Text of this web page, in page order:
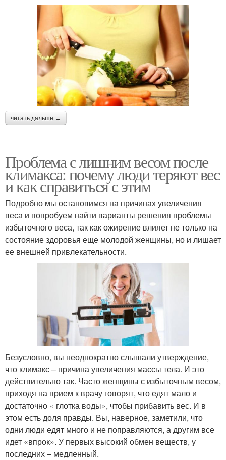
читать дальше →
Проблема с лишним весом после
климакса: почему люди теряют вес
и как справиться с этим
Подробно мы остановимся на причинах увеличения
веса и попробуем найти варианты решения проблемы
избыточного веса, так как ожирение влияет не только на
состояние здоровья еще молодой женщины, но и лишает
ее внешней привлекательности.
Безусловно, вы неоднократно слышали утверждение,
что климакс – причина увеличения массы тела. И это
действительно так. Часто женщины с избыточным весом,
приходя на прием к врачу говорят, что едят мало и
достаточно « глотка воды», чтобы прибавить вес. И в
этом есть доля правды. Вы, наверное, заметили, что
одни люди едят много и не поправляются, а другим все
идет «впрок». У первых высокий обмен веществ, у
последних – медленный.